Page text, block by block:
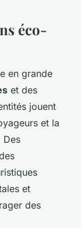
éco-
en grande
et des
jouent
et la
Des
et
des